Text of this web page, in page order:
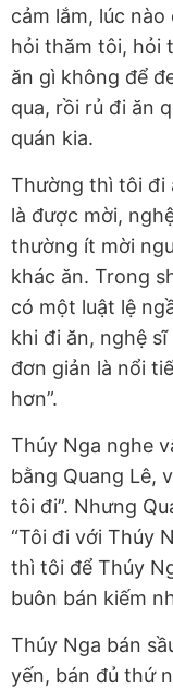
cảm lắm, lúc nào
hỏi thăm tôi, hỏi
ăn gì không để
qua, rồi rủ đi ăn
quán kia.
Thường thì tôi đi
là được mời,
thường ít mời
khác ăn. Trong
có một luật lệ
khi đi ăn, nghệ
đơn giản là nổi
hơn”.
Thúy Nga nghe
bằng Quang Lê,
tôi đi”. Nhưng
“Tôi đi với Thúy
thì tôi để Thúy
buôn bán kiếm
Thúy Nga bán
yến, bán đủ thứ